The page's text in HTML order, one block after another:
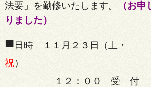
法要」を勤修いたします。
（お
りました）
■ 日時 １１月２３日（土・
祝）
１２：００ 受 付